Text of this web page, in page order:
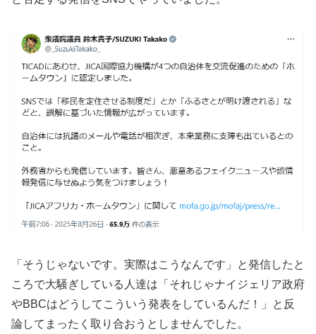
「そうじゃないです。実際はこうなんです」と発信したと
ころで大騒ぎしている人達は「それじゃナイジェリア政府
やBBCはどうしてこういう発表をしているんだ！」と反
論してまったく取り合おうとしませんでした。